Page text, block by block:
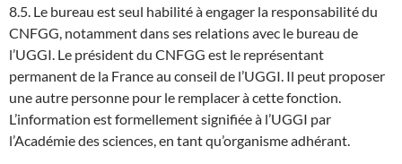
8.5. Le bureau est seul habilité à engager la responsabilité du
CNFGG, notamment dans ses relations avec le bureau de
l’UGGI. Le président du CNFGG est le représentant
permanent de la France au conseil de l’UGGI. Il peut proposer
une autre personne pour le remplacer à cette fonction.
L’information est formellement signifiée à l’UGGI par
l’Académie des sciences, en tant qu’organisme adhérant.